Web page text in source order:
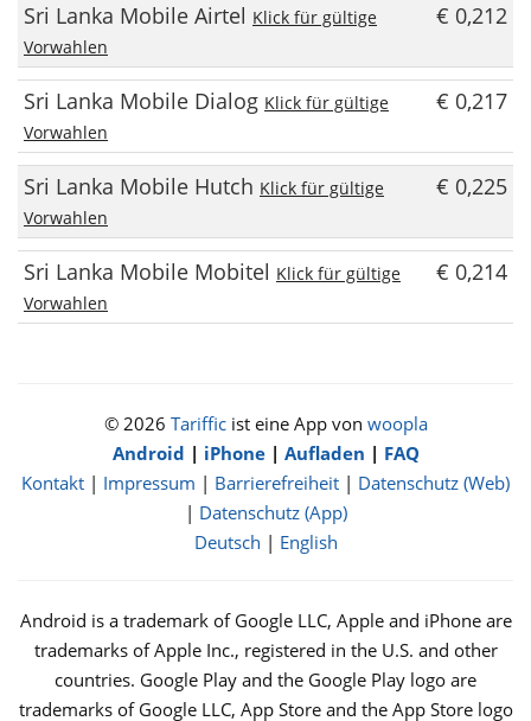
Sri Lanka Mobile Airtel Klick für gültige
Vorwahlen
€ 0,212
Sri Lanka Mobile Dialog Klick für gültige
Vorwahlen
€ 0,217
Sri Lanka Mobile Hutch Klick für gültige
Vorwahlen
€ 0,225
Sri Lanka Mobile Mobitel Klick für gültige
Vorwahlen
€ 0,214
© 2026 Tarifficist eine App von woopla
Android | iPhone| Aufladen | FAQ
Kontakt | Impressum | Barrierefreiheit | Datenschutz (Web)
| Datenschutz (App)
Deutsch | English
Android is a trademark of Google LLC, Apple and iPhone are
trademarks of Apple Inc., registered in the U.S. and other
countries. Google Play and the Google Play logo are
trademarks of Google LLC, App Store and the App Store logo